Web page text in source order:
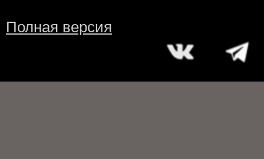
Полная версия